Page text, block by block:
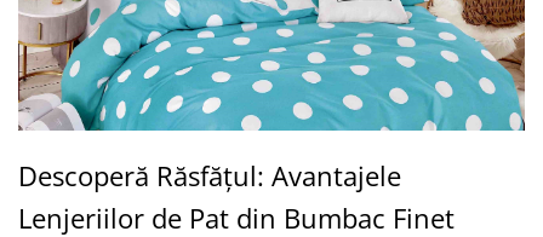
Descoperă Răsfățul: Avantajele
Lenjeriilor de Pat din Bumbac Finet